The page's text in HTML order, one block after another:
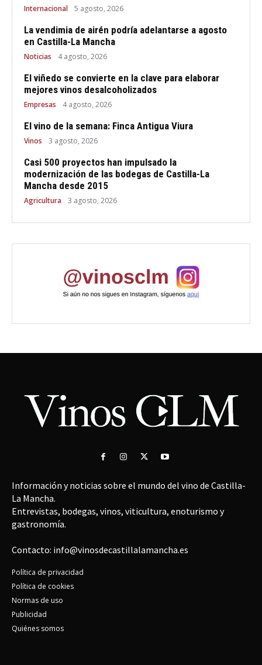
Internacional 5 agosto, 2026
La vendimia de airén podría adelantarse a agosto
en Castilla-La Mancha
Noticias 4 agosto, 2026
El viñedo se convierte en la clave para elaborar
mejores vinos desalcoholizados
Empresas 4 agosto, 2026
El vino de la semana: Finca Antigua Viura
Vinos 3 agosto, 2026
Casi 500 proyectos han impulsado la
modernización de las bodegas de Castilla-La
Mancha desde 2015
Agricultura 3 agosto, 2026
Información y noticias sobre el mundo del vino de Castilla-
La Mancha.
Entrevistas, bodegas, vinos, viticultura, enoturismo y
gastronomía.
Contacto: info@vinosdecastillalamancha.es
Política de privacidad
Política de cookies
Normas de uso
Publicidad
Quiénes somos